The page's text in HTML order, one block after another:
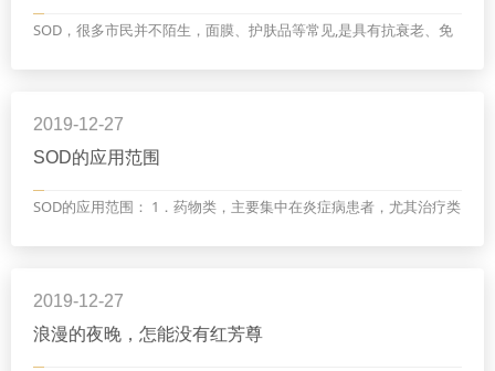
SOD，很多市民并不陌生，面膜、护肤品等常见,是具有抗衰老、免
接饮用的SOD，可能就有很多市民不了解。济阳的红芳尊...
2019-12-27
SOD的应用范围
SOD的应用范围： 1．药物类，主要集中在炎症病患者，尤其治疗类
以及放射性治疗炎症病患者； 2．用于生化制药，作为...
2019-12-27
浪漫的夜晚，怎能没有红芳尊